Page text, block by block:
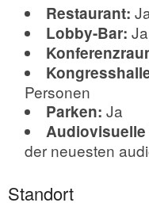
Restaurant:
Lobby-Bar: Ja
Personen
Parken: Ja
der neuesten
Standort